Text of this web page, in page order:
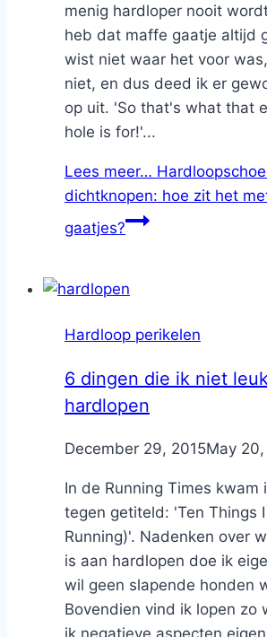
menig hardloper nooit
heb dat maffe gaatje altijd
wist niet waar het voor
niet, en dus deed ik er
op uit. 'So that's what that
hole is for!'...
Lees meer…
dichtknopen: hoe zit het
gaatjes?
Hardloop perikelen
6 dingen die ik niet
hardlopen
ByNicole
December 29, 2015May
In de Running Times kwam
tegen getiteld: 'Ten Things
Running)'. Nadenken over
is aan hardlopen doe ik
wil geen slapende honden
Bovendien vind ik lopen zo
ik negatieve aspecten